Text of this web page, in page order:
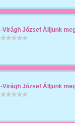
-Virágh József Álljunk
-Virágh József Álljunk